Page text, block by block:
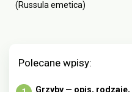
(Russula emetica)
Polecane wpisy:
Grzyby — opis,